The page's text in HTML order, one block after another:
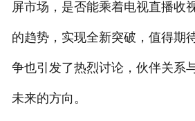
屏市场，是否能乘着电视直播收
的趋势，实现全新突破，值得期
争也引发了热烈讨论，伙伴关系
未来的方向。